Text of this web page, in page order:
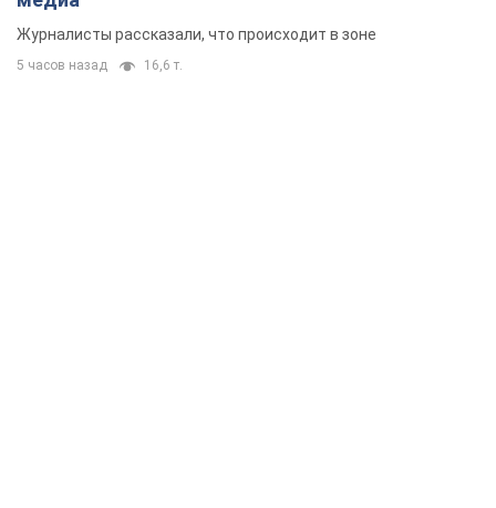
Журналисты рассказали, что происходит в зоне
5 часов назад 16,6 т.